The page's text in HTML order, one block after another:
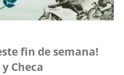
fin de semana!
Checa